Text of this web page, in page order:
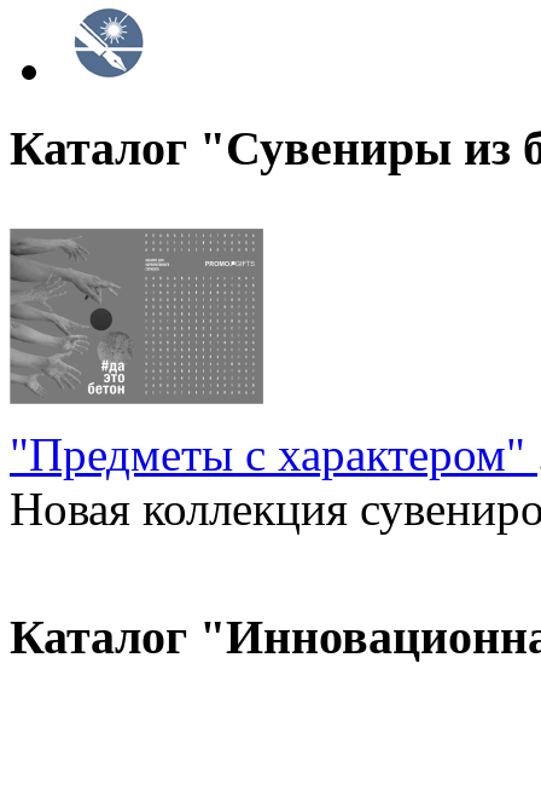
Каталог "Сувениры из
"Предметы с характером"
Новая коллекция
Каталог